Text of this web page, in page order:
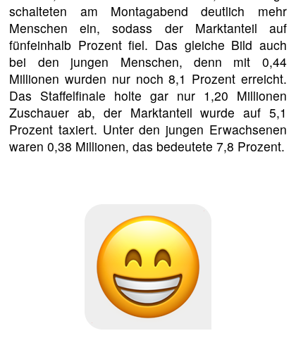
schalteten am Montagabend deutlich mehr
Menschen ein, sodass der Marktanteil auf
fünfeinhalb Prozent fiel. Das gleiche Bild auch
bei den jungen Menschen, denn mit 0,44
Millionen wurden nur noch 8,1 Prozent erreicht.
Das Staffelfinale holte gar nur 1,20 Millionen
Zuschauer ab, der Marktanteil wurde auf 5,1
Prozent taxiert. Unter den jungen Erwachsenen
waren 0,38 Millionen, das bedeutete 7,8 Prozent.